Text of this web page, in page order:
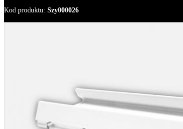
Kod produktu: Szy000026